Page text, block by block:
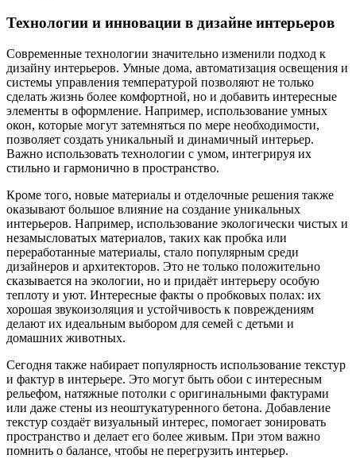
Технологии и инновации в дизайне интерьеров
Современные технологии значительно изменили подход к
дизайну интерьеров. Умные дома, автоматизация освещения и
системы управления температурой позволяют не только
сделать жизнь более комфортной, но и добавить интересные
элементы в оформление. Например, использование умных
окон, которые могут затемняться по мере необходимости,
позволяет создать уникальный и динамичный интерьер.
Важно использовать технологии с умом, интегрируя их
стильно и гармонично в пространство.
Кроме того, новые материалы и отделочные решения также
оказывают большое влияние на создание уникальных
интерьеров. Например, использование экологически чистых и
незамысловатых материалов, таких как пробка или
переработанные материалы, стало популярным среди
дизайнеров и архитекторов. Это не только положительно
сказывается на экологии, но и придаёт интерьеру особую
теплоту и уют. Интересные факты о пробковых полах: их
хорошая звукоизоляция и устойчивость к повреждениям
делают их идеальным выбором для семей с детьми и
домашних животных.
Сегодня также набирает популярность использование текстур
и фактур в интерьере. Это могут быть обои с интересным
рельефом, натяжные потолки с оригинальными фактурами
или даже стены из неоштукатуренного бетона. Добавление
текстур создаёт визуальный интерес, помогает зонировать
пространство и делает его более живым. При этом важно
помнить о балансе, чтобы не перегрузить интерьер.